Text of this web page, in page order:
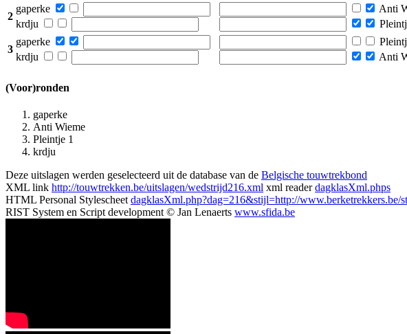
2
gaperke
krdju
Anti
3
gaperke
krdju
Anti
(Voor)ronden
gaperke
Anti Wieme
Pleintje 1
krdju
Deze uitslagen werden geselecteerd uit de database van de Belgische touwtrekbond
XML link http://touwtrekken.be/uitslagen/wedstrijd216.xml xml readerdagklasXml.phps
HTML Personal Stylescheet dagklasXml.php?dag=216&stijl=http://www.berketrekkers.be/
RIST System en Script development © Jan Lenaerts www.sfida.be